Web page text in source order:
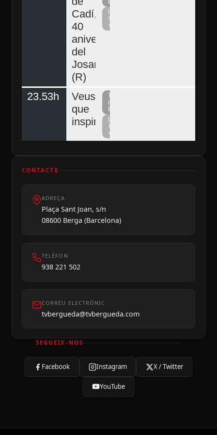
Cadí,
40
aniversari
del
Josart
(R)
Berguedà
La
Xarxa
+
23.53h
Veus
que
inspiren
Televisió
del
Berguedà
La
Xarxa
+
CONTACTE
ADREÇA
Plaça Sant Joan, s/n
08600 Berga (Barcelona)
TELÈFON
938 221 502
CORREU ELECTRÒNIC
tvbergueda@tvbergueda.com
SEGUEIX-NOS
Facebook Instagram X / Twitter
YouTube